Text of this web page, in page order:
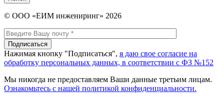
© ООО «ЕИМ инжениринг» 2026
Нажимая кнопку "Подписаться", я даю свое согласие на
обработку персональных данных, в соответствии с ФЗ №152
Мы никогда не предоставляем Ваши данные третьим лицам.
Ознакомьтесь с нашей политикой конфиденциальности.